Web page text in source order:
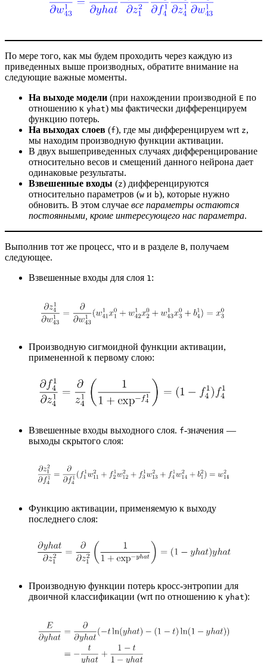
По мере того, как мы будем проходить через каждую из
приведенных выше производных, обратите внимание на
следующие важные моменты.
На выходе модели (при нахождении производной E по
отношению к yhat) мы фактически дифференцируем
функцию потерь.
На выходах слоев (f), где мы дифференцируем wrt z,
мы находим производную функции активации.
В двух вышеприведенных случаях дифференцирование
относительно весов и смещений данного нейрона дает
одинаковые результаты.
Взвешенные входы (z) дифференцируются
относительно параметров (w и b), которые нужно
обновить. В этом случае все параметры остаются
постоянными, кроме интересующего нас параметра.
Выполнив тот же процесс, что и в разделе B, получаем
следующее.
Взвешенные входы для слоя 1:
Производную сигмоидной функции активации,
примененной к первому слою:
Взвешенные входы выходного слоя. f-значения —
выходы скрытого слоя:
Функцию активации, применяемую к выходу
последнего слоя:
Производную функции потерь кросс-энтропии для
двоичной классификации (wrt по отношению к yhat):